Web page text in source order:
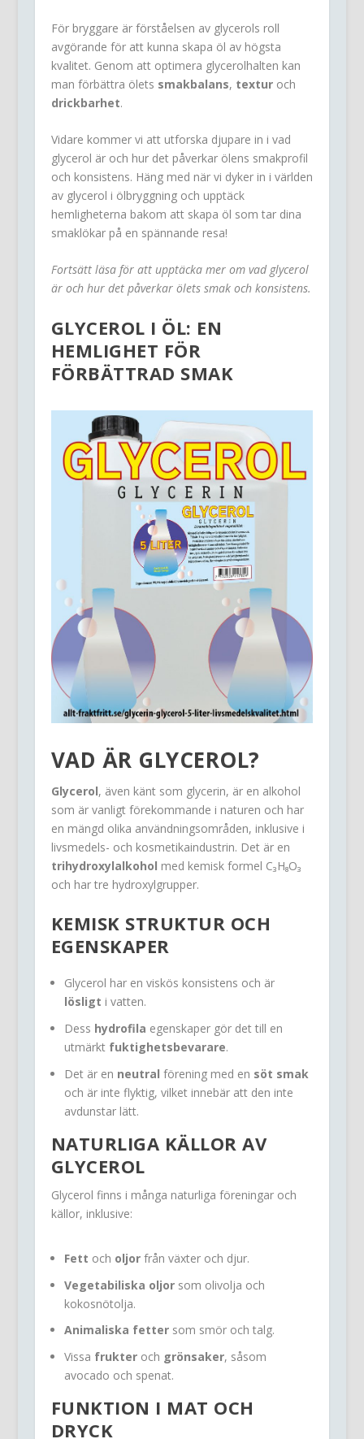
För bryggare är förståelsen av glycerols roll
avgörande för att kunna skapa öl av högsta
kvalitet. Genom att optimera glycerolhalten kan
man förbättra ölets smakbalans, texturoch
drickbarhet.
Vidare kommer vi att utforska djupare in i vad
glycerol är och hur det påverkar ölens smakprofil
och konsistens. Häng med när vi dyker in i världen
av glycerol i ölbryggning och upptäck
hemligheterna bakom att skapa öl som tar dina
smaklökar på en spännande resa!
Fortsätt läsa för att upptäcka mer om vad glycerol
är och hur det påverkar ölets smak och konsistens.
GLYCEROL I ÖL: EN
HEMLIGHET FÖR
FÖRBÄTTRAD SMAK
VAD ÄR GLYCEROL?
Glycerol, även känt som glycerin, är en alkohol
som är vanligt förekommande i naturen och har
en mängd olika användningsområden, inklusive i
livsmedels- och kosmetikaindustrin. Det är en
trihydroxylalkohol med kemisk formel C₃H₈O₃
och har tre hydroxylgrupper.
KEMISK STRUKTUR OCH
EGENSKAPER
Glycerol har en viskös konsistens och är
lösligt i vatten.
Dess hydrofila egenskaper gör det till en
utmärkt fuktighetsbevarare.
Det är en neutral förening med en söt smak
och är inte flyktig, vilket innebär att den inte
avdunstar lätt.
NATURLIGA KÄLLOR AV
GLYCEROL
Glycerol finns i många naturliga föreningar och
källor, inklusive:
Fett och oljorfrån växter och djur.
Vegetabiliska oljorsom olivolja och
kokosnötolja.
Animaliska fettersom smör och talg.
Vissa frukteroch grönsaker, såsom
avocado och spenat.
FUNKTION I MAT OCH
DRYCK